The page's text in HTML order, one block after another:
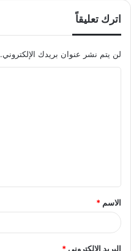
اترك تعليقاً
لن يتم نشر عنوان بريدك الإلكتروني.
ق
*
الاسم *
البريد الإلكتروني*